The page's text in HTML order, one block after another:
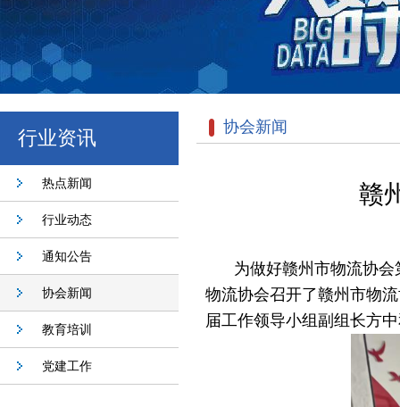
行业资讯
热点新闻
行业动态
通知公告
协会新闻
教育培训
党建工作
协会新闻
赣
为做好赣州市物流协
物流协会召开了赣州市物
届工作领导小组副组长方